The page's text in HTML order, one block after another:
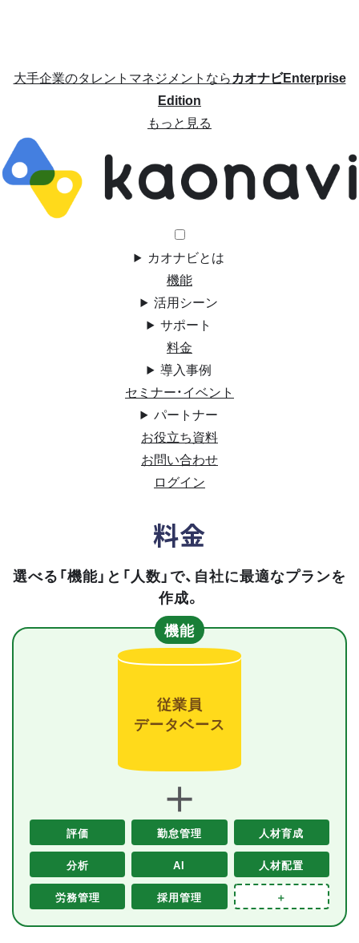
大手企業のタレントマネジメントならカオナビEnterprise
Edition
もっと見る
カオナビとは
機能
活用シーン
サポート
料金
導入事例
セミナー・イベント
パートナー
お役立ち資料
お問い合わせ
ログイン
料金
選べる「機能」と「人数」で、自社に最適なプランを
作成。
機能
従業員
データベース
＋
評価 勤怠管理 人材育成
分析 AI 人材配置
労務管理 採用管理 ＋